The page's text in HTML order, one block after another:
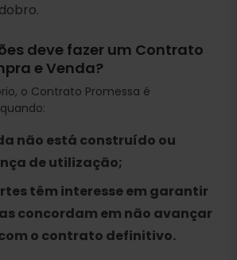
deve fazer um Contrato
e Venda?
o Contrato Promessa é
não está construído ou
de utilização;
têm interesse em garantir
concordam em não avançar
o contrato definitivo.